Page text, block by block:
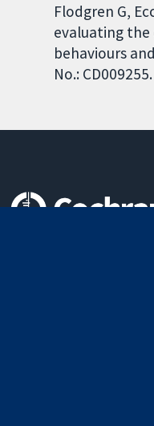
Flodgren G,
evaluating the
behaviours
No.:
A Cochrane Collaboration